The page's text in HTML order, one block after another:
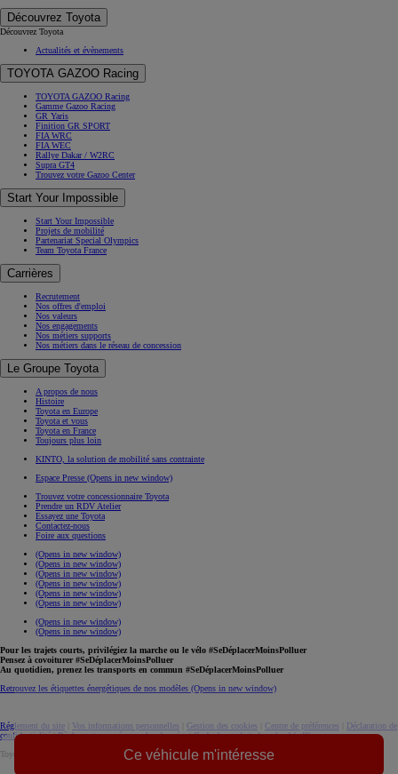
Ce véhicule m'intéresse
Découvrez Toyota
Découvrez Toyota
Actualités et évènements
TOYOTA GAZOO Racing
TOYOTA GAZOO Racing
Gamme Gazoo Racing
GR Yaris
Finition GR SPORT
FIA WRC
FIA WEC
Rallye Dakar / W2RC
Supra GT4
Trouvez votre Gazoo Center
Start Your Impossible
Start Your Impossible
Projets de mobilité
Partenariat Special Olympics
Team Toyota France
Carrières
Recrutement
Nos offres d'emploi
Nos valeurs
Nos engagements
Nos métiers supports
Nos métiers dans le réseau de concession
Le Groupe Toyota
A propos de nous
Histoire
Toyota en Europe
Toyota et vous
Toyota en France
Toujours plus loin
KINTO, la solution de mobilité sans contrainte
Espace Presse (Opens in new window)
Trouvez votre concessionnaire Toyota
Prendre un RDV Atelier
Essayez une Toyota
Contactez-nous
Foire aux questions
(Opens in new window)
(Opens in new window)
(Opens in new window)
(Opens in new window)
(Opens in new window)
(Opens in new window)
(Opens in new window)
(Opens in new window)
Pour les trajets courts, privilégiez la marche ou le vélo #SeDéplacerMoinsPolluer
Pensez à covoiturer #SeDéplacerMoinsPolluer
Au quotidien, prenez les transports en commun #SeDéplacerMoinsPolluer
Retrouvez les étiquettes énergétiques de nos modèles (Opens in new window)
Réglement du site Vos informations personnelles Gestion des cookies Centre de préférences
Déclaration de
confidentialité|Règlement européen sur les données|Code de conduitedownload (pdf(
Toyota. Tous droits réservés. © 2026